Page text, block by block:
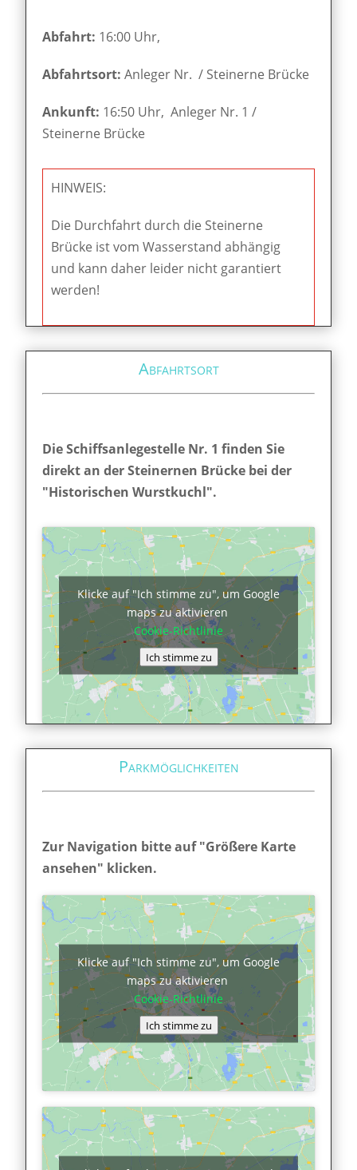
Abfahrt: 16:00 Uhr,
Abfahrtsort:Anleger Nr. / Steinerne Brücke
Ankunft: 16:50 Uhr, Anleger Nr. 1 /
Steinerne Brücke
HINWEIS:
Die Durchfahrt durch die Steinerne
Brücke ist vom Wasserstand abhängig
und kann daher leider nicht garantiert
werden!
Abfahrtsort
Die Schiffsanlegestelle Nr. 1 finden Sie
direkt an der Steinernen Brücke bei der
"Historischen Wurstkuchl".
Klicke auf "Ich stimme zu", um Google
maps zu aktivieren
Cookie-Richtlinie
Ich stimme zu
Parkmöglichkeiten
Zur Navigation bitte auf "Größere Karte
ansehen" klicken.
Klicke auf "Ich stimme zu", um Google
maps zu aktivieren
Cookie-Richtlinie
Ich stimme zu